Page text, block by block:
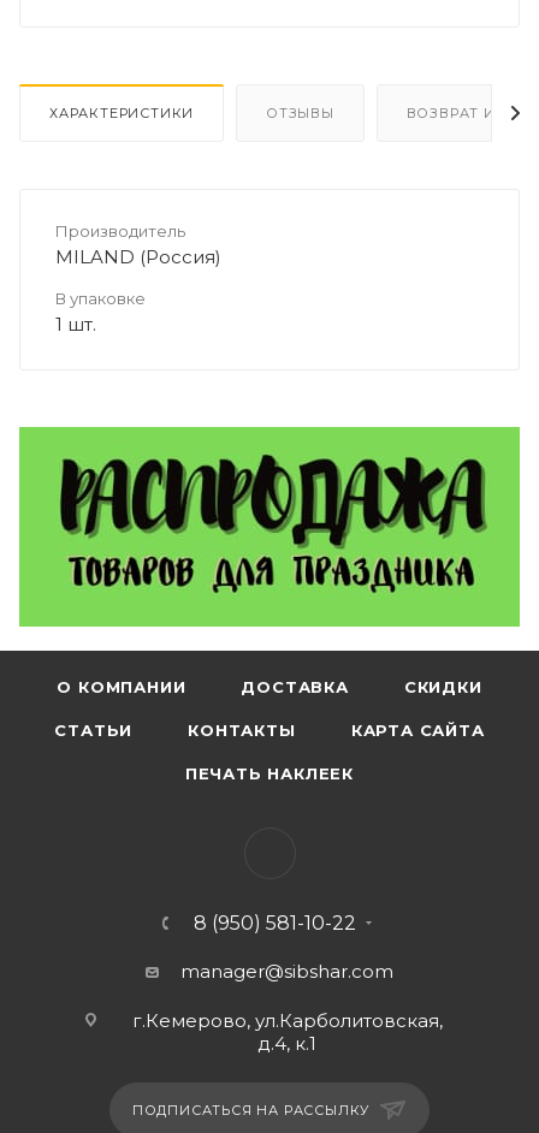
ХАРАКТЕРИСТИКИ ОТЗЫВЫ ВОЗВРАТ И
Производитель
MILAND (Россия)
В упаковке
1 шт.
О КОМПАНИИ ДОСТАВКА СКИДКИ
СТАТЬИ КОНТАКТЫ КАРТА САЙТА
ПЕЧАТЬ НАКЛЕЕК
8 (950) 581-10-22
manager@sibshar.com
г.Кемерово, ул.Карболитовская,
д.4, к.1
ПОДПИСАТЬСЯ НА РАССЫЛКУ